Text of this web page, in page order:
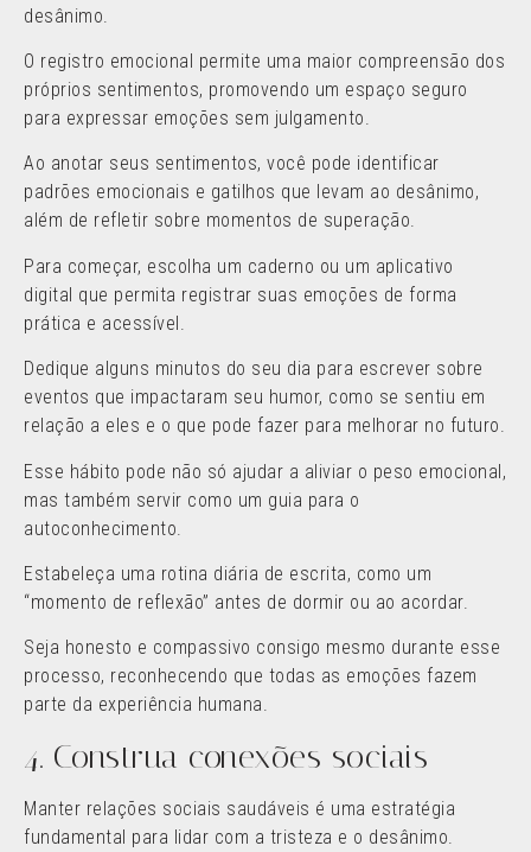
desânimo.
O registro emocional permite uma maior compreensão dos
próprios sentimentos, promovendo um espaço seguro
para expressar emoções sem julgamento.
Ao anotar seus sentimentos, você pode identificar
padrões emocionais e gatilhos que levam ao desânimo,
além de refletir sobre momentos de superação.
Para começar, escolha um caderno ou um aplicativo
digital que permita registrar suas emoções de forma
prática e acessível.
Dedique alguns minutos do seu dia para escrever sobre
eventos que impactaram seu humor, como se sentiu em
relação a eles e o que pode fazer para melhorar no futuro.
Esse hábito pode não só ajudar a aliviar o peso emocional,
mas também servir como um guia para o
autoconhecimento.
Estabeleça uma rotina diária de escrita, como um
“momento de reflexão” antes de dormir ou ao acordar.
Seja honesto e compassivo consigo mesmo durante esse
processo, reconhecendo que todas as emoções fazem
parte da experiência humana.
4. Construa conexões sociais
Manter relações sociais saudáveis é uma estratégia
fundamental para lidar com a tristeza e o desânimo.